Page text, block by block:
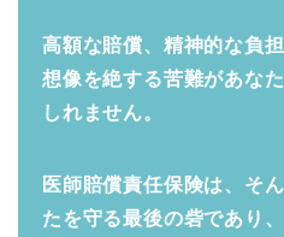
高額な賠償、精神的な負
想像を絶する苦難があな
しれません。
医師賠償責任保険は、そ
たを守る最後の砦であり